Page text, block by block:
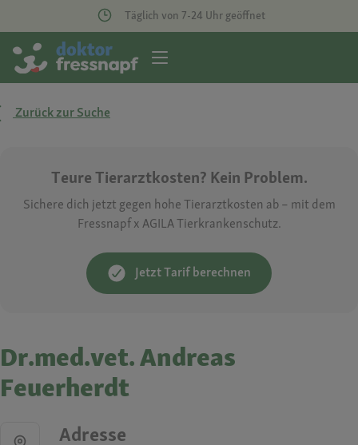
Täglich von 7-24 Uhr geöffnet
Zurück zur Suche
Teure Tierarztkosten? Kein Problem.
Sichere dich jetzt gegen hohe Tierarztkosten ab – mit dem
Fressnapf x AGILA Tierkrankenschutz.
Jetzt Tarif berechnen
Dr.med.vet. Andreas
Feuerherdt
Adresse